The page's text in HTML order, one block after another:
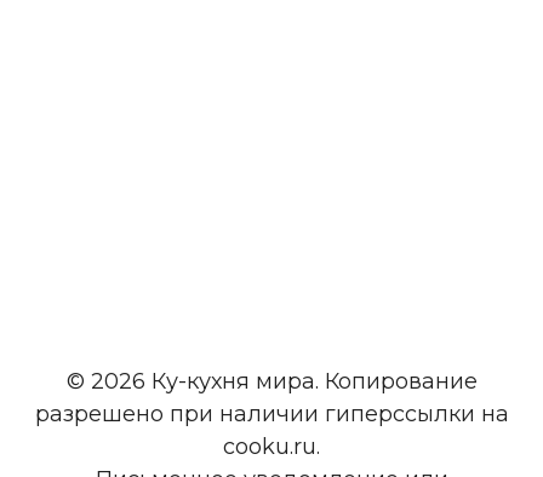
© 2026 Ку-кухня мира. Копирование
разрешено при наличии гиперссылки на
cooku.ru.